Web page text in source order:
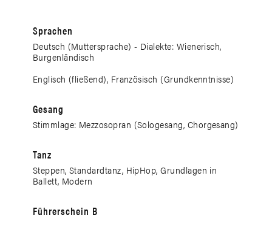
Sprachen
Deutsch (Muttersprache) - Dialekte: Wienerisch,
Burgenländisch
Englisch (fließend), Französisch (Grundkenntnisse)
Gesang
Stimmlage: Mezzosopran (Sologesang, Chorgesang)
Tanz
Steppen, Standardtanz, HipHop, Grundlagen in
Ballett, Modern
Führerschein B